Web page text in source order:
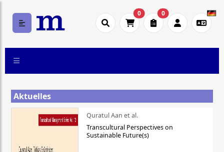
0 0
Aktuelles
Quratul Aan et al.
Transcultural Perspectives on
Sustainable Future(s)